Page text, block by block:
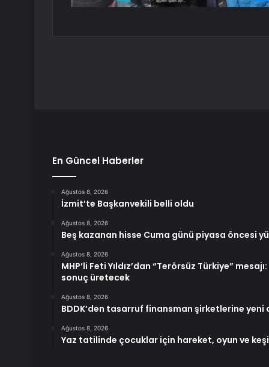
En Güncel Haberler
Ağustos 8, 2026
İzmit’te Başkanvekili belli oldu
Ağustos 8, 2026
Beş kazanan hisse Cuma günü piyasa öncesi
Ağustos 8, 2026
MHP’li Feti Yıldız’dan “Terörsüz Türkiye”
sonuç üretecek
Ağustos 8, 2026
BDDK’den tasarruf finansman şirketlerine yeni
Ağustos 8, 2026
Yaz tatilinde çocuklar için hareket, oyun ve